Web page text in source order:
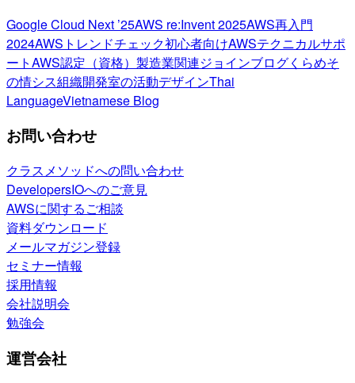
Google Cloud Next ’25AWS re:Invent 2025AWS再入門
2024AWSトレンドチェック初心者向けAWSテクニカルサポ
ートAWS認定（資格） 製造業関連ジョインブログくらめそ
の情シス組織開発室の活動デザインThai
LanguageVietnamese Blog
お問い合わせ
クラスメソッドへの問い合わせ
DevelopersIOへのご意見
AWSに関するご相談
資料ダウンロード
メールマガジン登録
セミナー情報
採用情報
会社説明会
勉強会
運営会社